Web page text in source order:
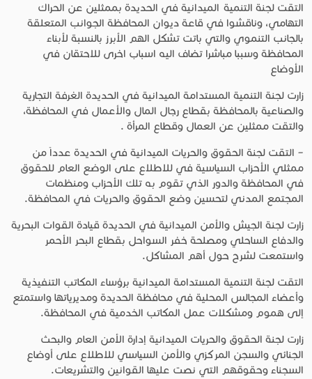
التقت لجنة التنمية الميدانية في الحديدة بممثلين عن الحراك
التهامي، وناقشوا في قاعة ديوان المحافظة الجوانب المتعلقة
بالجانب التنموي والتي باتت تشكل الهم الأبرز بالنسبة لأبناء
المحافظة وسببا مباشرا تضاف اليه اسباب اخرى للاحتقان في
الأوضاع
زارت لجنة التنمية المستدامة الميدانية في الحديدة الغرفة التجارية
والصناعية بالمحافظة بقطاع رجال المال والأعمال في المحافظة،
والتقت ممثلين عن العمال وقطاع المرأة .
– التقت لجنة الحقوق والحريات الميدانية في الحديدة عدداً من
ممثلي الأحزاب السياسية في للاطلاع على الوضع العام للحقوق
في المحافظة والدور الذي تقوم به تلك الأحزاب ومنظمات
المجتمع المدني لتحسين وضع الحقوق والحريات في المحافظة.
زارت لجنة الجيش والأمن الميدانية في الحديدة قيادة القوات البحرية
والدفاع الساحلي ومصلحة خفر السواحل بقطاع البحر الأحمر
واستمعت لشرح حول أهم المشاكل.
التقت لجنة التنمية المستدامة الميدانية برؤساء المكاتب التنفيذية
وأعضاء المجالس المحلية في محافظة الحديدة ومديرياتها واستمتع
إلى هموم ومشكلات عمل المكاتب الخدمية في المحافظة.
زارت لجنة الحقوق والحريات الميدانية إدارة الأمن العام والبحث
الجنائي والسجن المركزي والأمن السياسي للاطلاع على أوضاع
السجناء وحقوقهم التي نصت عليها القوانين والتشريعات.